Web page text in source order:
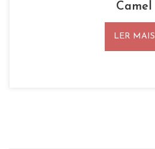
Camel
LER MAIS